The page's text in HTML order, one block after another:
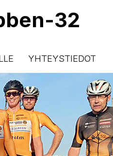
32
YHTEYSTIEDOT